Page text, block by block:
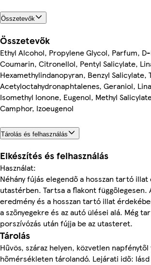
Összetevők
Összetevők
Ethyl Alcohol, Propylene Glycol, Parfum,
Coumarin, Citronellol, Pentyl Salicylate,
Hexamethylindanopyran, Benzyl Salicylate,
Acetyloctahydronaphtalenes, Geraniol,
Isomethyl Ionone, Eugenol, Methyl
Camphor, Izoeugenol
Tárolás és felhasználás
Elkészítés és felhasználás
Használat:
Néhány fújás elegendő a hosszan tartó illat
utastérben. Tartsa a flakont függőlegesen.
eredmény és a hosszan tartó illat
a szőnyegekre és az autó ülései alá. Még
porszívózás után fújja be az utasteret.
Tárolás
Hűvös, száraz helyen, közvetlen
hőmérsékleten tárolandó. Lejárati idő: